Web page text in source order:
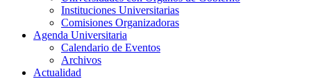
Instituciones Universitarias
Comisiones Organizadoras
Agenda Universitaria
Calendario de Eventos
Archivos
Actualidad